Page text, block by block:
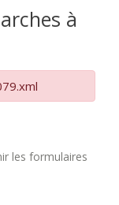
à
les formulaires